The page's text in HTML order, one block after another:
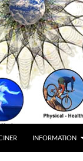
INFORMATION